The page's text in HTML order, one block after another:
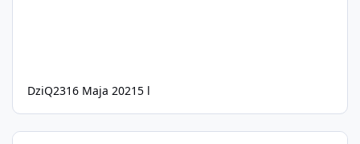
DziQ2316 Maja 20215 l